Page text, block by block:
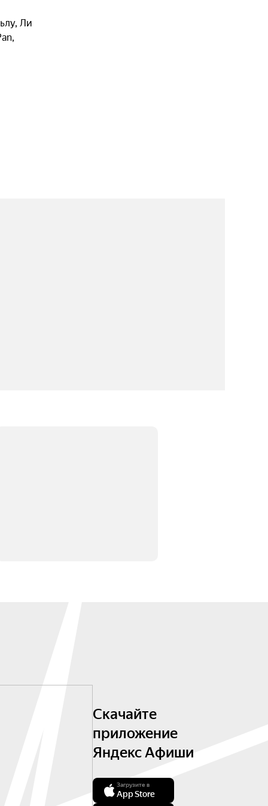
, Ли
,
Скачайте
приложение
Яндекс Афиши
Загрузите в
App Store